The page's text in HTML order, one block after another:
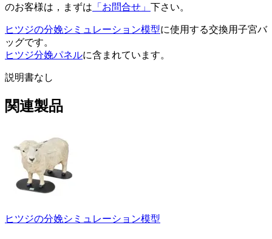
のお客様は，まずは 「お問合せ」 下さい。
ヒツジの分娩シミュレーション模型に使用する交換用子宮バ
ッグです。
ヒツジ分娩パネルに含まれています。
説明書なし
関連製品
ヒツジの分娩シミュレーション模型